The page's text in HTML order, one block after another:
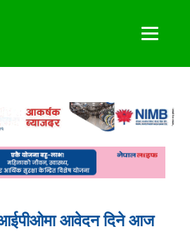
आईपीओमा आवेदन दिने आज